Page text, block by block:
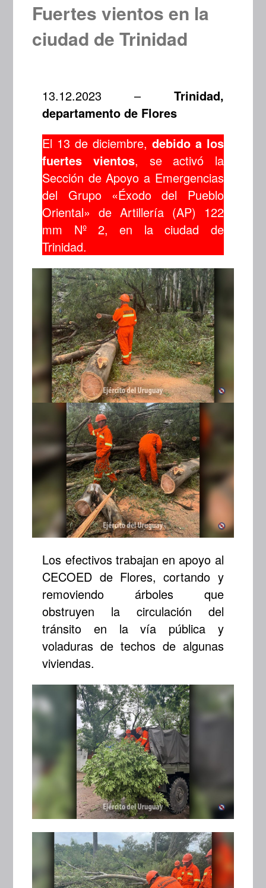
Fuertes vientos en la
ciudad de Trinidad
13.12.2023 – Trinidad,
departamento de Flores
El 13 de diciembre, debido a los
fuertes vientos, se activó la
Sección de Apoyo a Emergencias
del Grupo «Éxodo del Pueblo
Oriental» de Artillería (AP) 122
mm Nº 2, en la ciudad de
Trinidad.
Los efectivos trabajan en apoyo al
CECOED de Flores, cortando y
removiendo árboles que
obstruyen la circulación del
tránsito en la vía pública y
voladuras de techos de algunas
viviendas.